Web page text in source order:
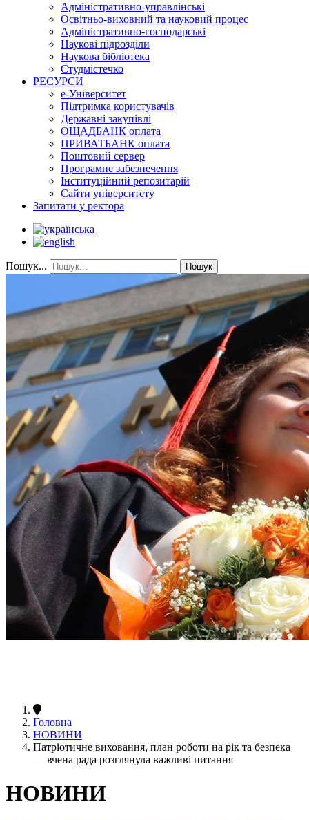
Адміністративно-управлінські
Освітньо-виховний та науковий процес
Адміністративно-господарські
Наукові підрозділи
Наукова бібліотека
Студмістечко
РЕСУРСИ
е-Університет
Підтримка користувачів
Державні закупівлі
ОЩАДБАНК оплата
ПРИВАТБАНК оплата
Поштовий сервер
Програмне забезпечення
Інституційний репозитарій
Сайти університету
Запитати у ректора
Пошук... Пошук
Головна
НОВИНИ
Патріотичне виховання, план роботи на рік та безпека
— вчена рада розглянула важливі питання
НОВИНИ